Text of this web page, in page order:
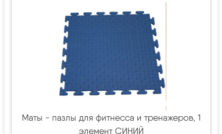
Маты - пазлы для фитнесса и тренажеров, 1
элемент СИНИЙ